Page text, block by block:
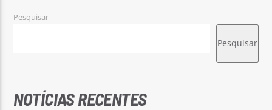
Pesquisar
Pesquisar
NOTÍCIAS RECENTES